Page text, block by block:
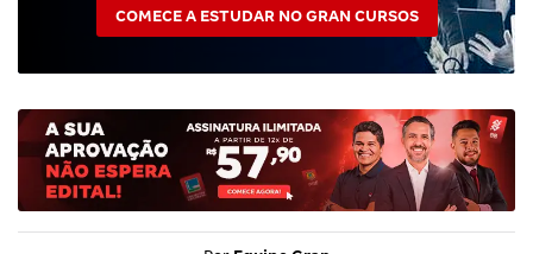
COMECE A ESTUDAR NO GRAN CURSOS